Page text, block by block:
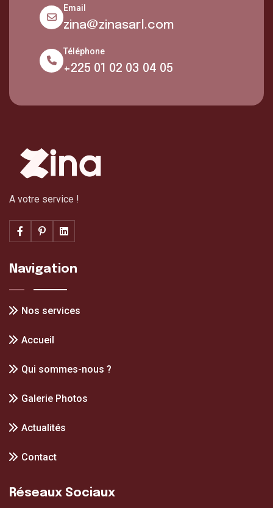
Email
zina@zinasarl.com
Téléphone
+225 01 02 03 04 05
A votre service !
Navigation
Nos services
Accueil
Qui sommes-nous ?
Galerie Photos
Actualités
Contact
Réseaux Sociaux